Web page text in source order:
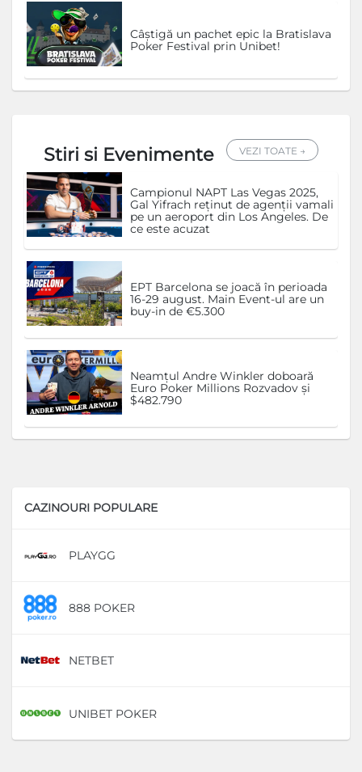
Câștigă un pachet epic la Bratislava
Poker Festival prin Unibet!
Stiri si Evenimente VEZI TOATE →
Campionul NAPT Las Vegas 2025,
Gal Yifrach reținut de agenții vamali
pe un aeroport din Los Angeles. De
ce este acuzat
EPT Barcelona se joacă în perioada
16-29 august. Main Event-ul are un
buy-in de €5.300
Neamțul Andre Winkler doboară
Euro Poker Millions Rozvadov și
$482.790
CAZINOURI POPULARE
PLAYGG
888 POKER
NETBET
UNIBET POKER